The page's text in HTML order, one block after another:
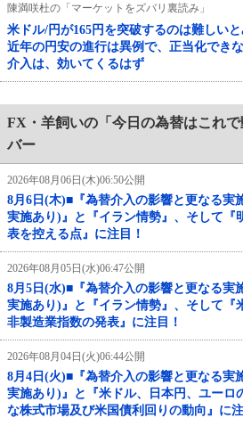
陳満咲杜の「マーケットをズバリ裏読み」
米ドル/円が165円を突破するのは難しい
近年の円安の進行は異例で、正当化でき
介入は、効いてくるはず
FX・羊飼いの「今日の為替はこれ
バー
2026年08月06日(木)06:50公開
8月6日(木)■『為替介入の影響と更なる実
実施あり)』と『イラン情勢』、そして『
表を控える点』に注目！
2026年08月05日(水)06:47公開
8月5日(水)■『為替介入の影響と更なる実
実施あり)』と『イラン情勢』、そして『
非製造業指数の発表』に注目！
2026年08月04日(火)06:44公開
8月4日(火)■『為替介入の影響と更なる実
実施あり)』と『米ドル、日本円、ユーロ
な株式市場及び米国債利回りの動向』に注